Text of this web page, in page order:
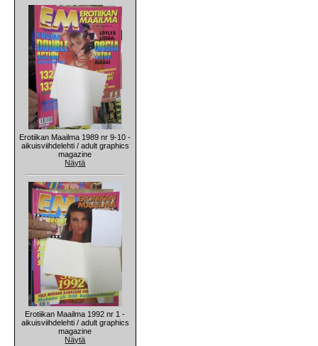
Erotiikan Maailma 1989 nr 9-10 -
aikuisviihdelehti / adult graphics
magazine
Näytä
Erotiikan Maailma 1992 nr 1 -
aikuisviihdelehti / adult graphics
magazine
Näytä